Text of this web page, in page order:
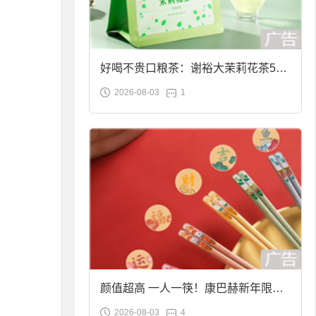
好喝不贵口粮茶：谢裕大茉莉花茶50g
袋装9.9元到手
2026-08-03 1
颜值超高 一人一筷！康巴赫新年限定
2026-08-03 4